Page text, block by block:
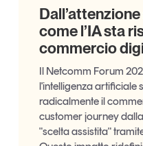
come l’IA sta
commercio
Il Netcomm Forum
l'intelligenza artificiale
radicalmente il
customer journey
"scelta assistita"